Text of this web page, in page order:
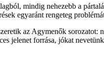
mindig nehezebb a
egyaránt rengeteg
az Agymenők
jelenet forrása, jókat